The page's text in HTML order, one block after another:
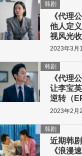
《代理
他人定
视风光
韩剧
2023年3月
《代理
让李宝
逆转（
韩剧
2023年2月
近期韩
《浪漫
韩剧